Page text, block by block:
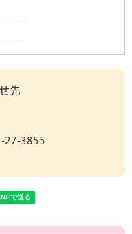
先
27-3855